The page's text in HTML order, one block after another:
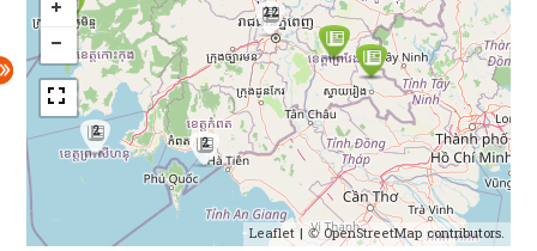
2
2
22
Leaflet| © OpenStreetMapcontributors.